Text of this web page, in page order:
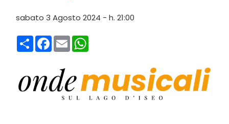
sabato 3 Agosto 2024 - h. 21:00
CondividiFacebook
Email